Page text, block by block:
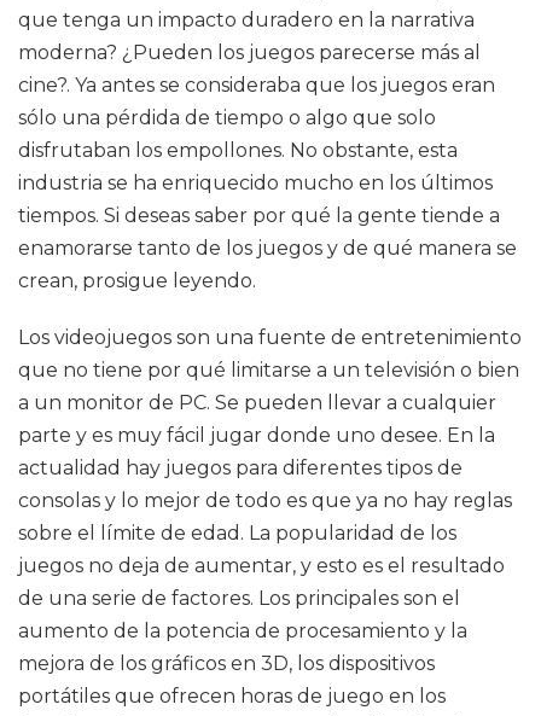
que tenga un impacto duradero en la narrativa
moderna? ¿Pueden los juegos parecerse más al
cine?. Ya antes se consideraba que los juegos eran
sólo una pérdida de tiempo o algo que solo
disfrutaban los empollones. No obstante, esta
industria se ha enriquecido mucho en los últimos
tiempos. Si deseas saber por qué la gente tiende a
enamorarse tanto de los juegos y de qué manera se
crean, prosigue leyendo.
Los videojuegos son una fuente de entretenimiento
que no tiene por qué limitarse a un televisión o bien
a un monitor de PC. Se pueden llevar a cualquier
parte y es muy fácil jugar donde uno desee. En la
actualidad hay juegos para diferentes tipos de
consolas y lo mejor de todo es que ya no hay reglas
sobre el límite de edad. La popularidad de los
juegos no deja de aumentar, y esto es el resultado
de una serie de factores. Los principales son el
aumento de la potencia de procesamiento y la
mejora de los gráficos en 3D, los dispositivos
portátiles que ofrecen horas de juego en los